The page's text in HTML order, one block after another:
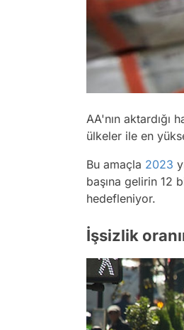
AA'nın aktardığı
ülkeler ile en
Bu amaçla 2023
başına gelirin 12
hedefleniyor.
İşsizlik